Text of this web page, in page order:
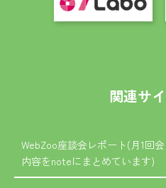
関連サ
WebZoo座談会レポート(月1回
内容をnoteにまとめています)